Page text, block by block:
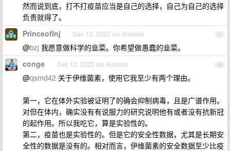
然而说到底，打不打疫苗应当是自己的选择，自己为自己的选择
负责就得了。
87
PrinceofInj Dec 10, 2022 via Android
@bzj 我愿意做科学的韭菜。你希望做愚蠢的韭菜。
88
conge Dec 10, 2022 via Android
@qsmd42 关于伊维菌素，使用它我至少有两个理由。
第一，它在体外实验被证明了的确会抑制病毒，且是广谱作用。
对但在体内，确实没有有说服力的研究说明他有或者没有抗新冠
的起作用。所以我吃它，算是实验性的。
第二，疫苗也是实验性的。但是它的安全性数据，尤其是长期安
全性的数据是没有的。相对而言，伊维菌素的安全数据至少比疫